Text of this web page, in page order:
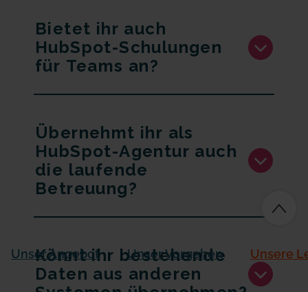
Unser Angebot Unser Vorgehen Unsere
Bietet ihr auch
HubSpot-Schulungen
für Teams an?
Übernehmt ihr als
HubSpot-Agentur auch
die laufende
Betreuung?
Könnt ihr bestehende
Daten aus anderen